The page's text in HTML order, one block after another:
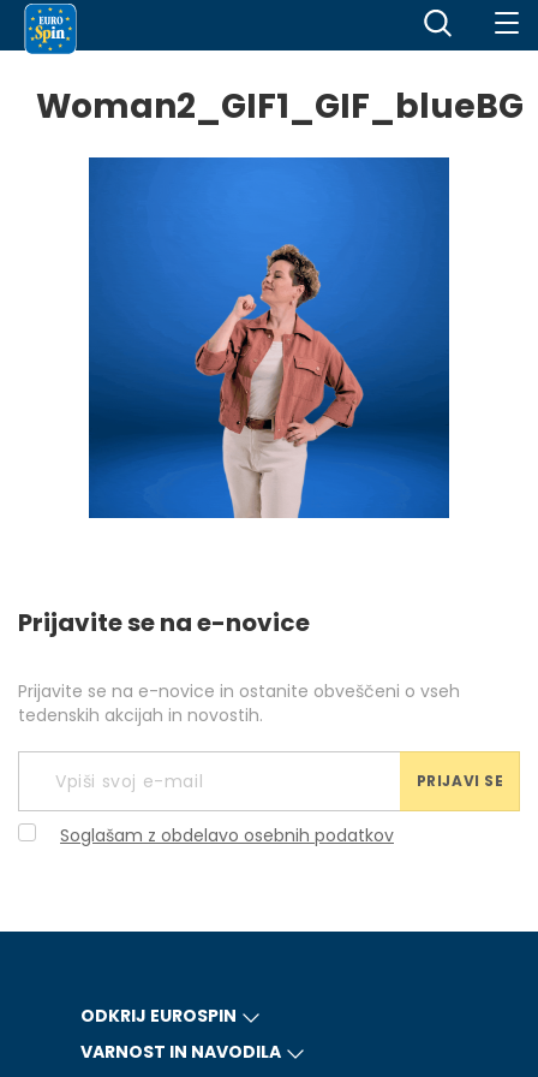
Woman2_GIF1_GIF_blueBG
Prijavite se na e-novice
Prijavite se na e-novice in ostanite obveščeni o vseh
tedenskih akcijah in novostih.
PRIJAVI SE
Soglašam z obdelavo osebnih podatkov
ODKRIJ EUROSPIN
VARNOST IN NAVODILA